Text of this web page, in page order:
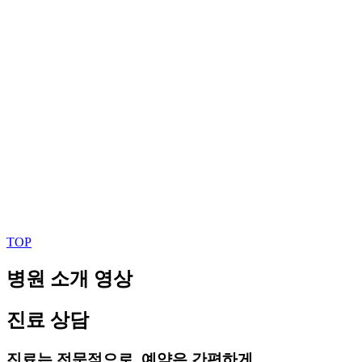
TOP
병원 소개 영상
진료 상담